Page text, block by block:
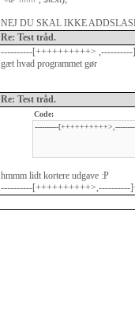
NEJ DU SKAL IKKE
Re: Test tråd.
----------[++++++++++>
gæt hvad programmet gør
Re: Test tråd.
Code:
----------
hmmm lidt kortere udgave :P
----------